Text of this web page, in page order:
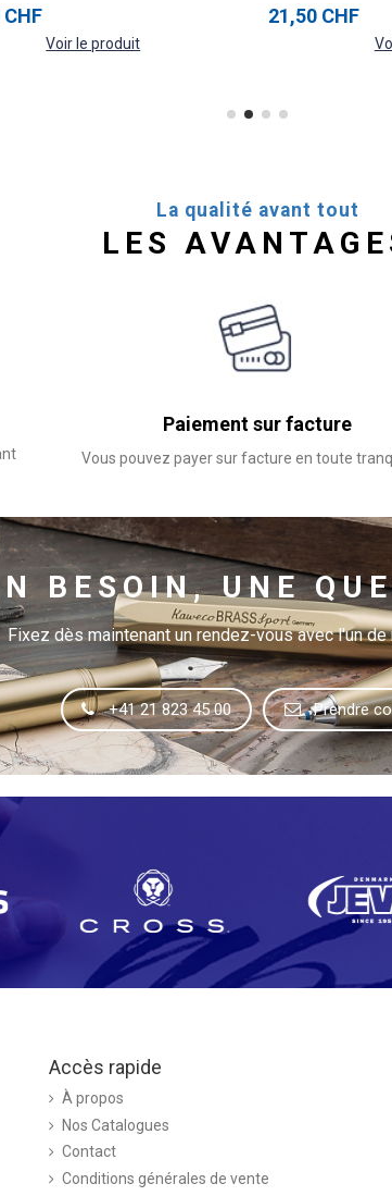
Voir le produit
21,50 CHF
La qualité avant tout
LES
Paiement sur facture
Vous pouvez payer sur facture en toute
BESOIN, UNE
Fixez dès maintenant un rendez-vous avec l'un
+41 21 823 45 00 Prendre
Accès rapide
À propos
Nos Catalogues
Contact
Conditions générales de vente